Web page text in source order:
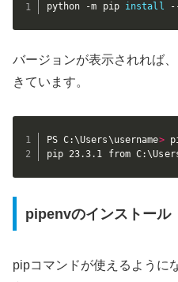
python -m pip install
バージョンが表示されれば
きています。
PS C:\Users\username>
pip 23.3.1 from
pipenvのインストール
pipコマンドが使えるように